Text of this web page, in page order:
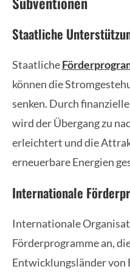
Staatliche
Staatliche
können die
senken. Durch
wird der Übergang zu
erleichtert und die
erneuerbare Energien
Internationale
Internationale
Förderprogramme an,
Entwicklungsländer von